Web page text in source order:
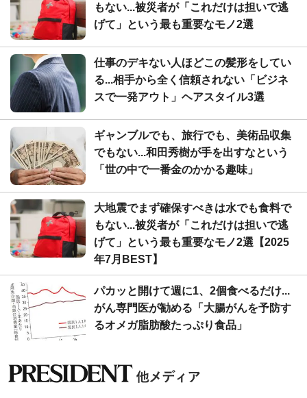
もない...被災者が「これだけは担いで逃
げて」という最も重要なモノ2選
仕事のデキない人ほどこの髪形をしてい
る...相手から全く信頼されない「ビジネ
スで一発アウト」ヘアスタイル3選
ギャンブルでも、旅行でも、美術品収集
でもない...和田秀樹が手を出すなという
「世の中で一番金のかかる趣味」
大地震でまず確保すべきは水でも食料で
もない...被災者が「これだけは担いで逃
げて」という最も重要なモノ2選【2025
年7月BEST】
パカッと開けて週に1、2個食べるだけ...
がん専門医が勧める「大腸がんを予防す
るオメガ脂肪酸たっぷり食品」